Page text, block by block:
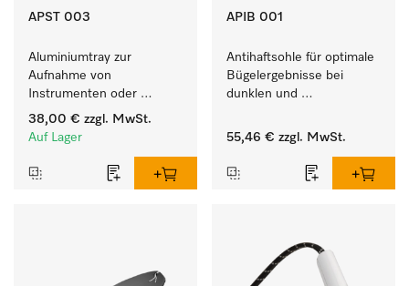
APST 003
Aluminiumtray zur
Aufnahme von
Instrumenten oder
porösen Gütern, klein.
38,00 € zzgl. MwSt.
Auf Lager
APIB 001
Antihaftsohle für optimale
Bügelergebnisse bei
dunklen und
55,46 € zzgl. MwSt.